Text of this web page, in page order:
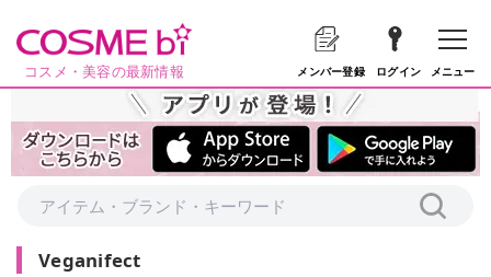
コスメ・美容の最新情報 メンバー登録 ログイン メニュー
Veganifect